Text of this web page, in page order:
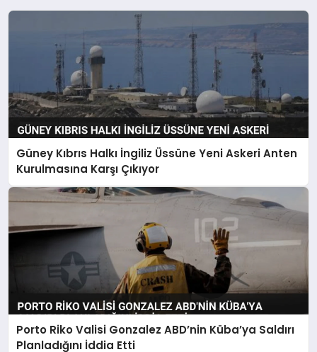
Güney Kıbrıs Halkı İngiliz Üssüne Yeni Askeri Anten
Kurulmasına Karşı Çıkıyor
Porto Riko Valisi Gonzalez ABD’nin Küba’ya Saldırı
Planladığını İddia Etti